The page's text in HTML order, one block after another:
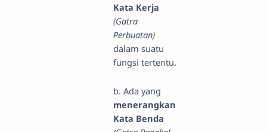
Kata Kerja
(Gatra
Perbuatan)
dalam suatu
fungsi tertentu.
b. Ada yang
menerangkan
Kata Benda